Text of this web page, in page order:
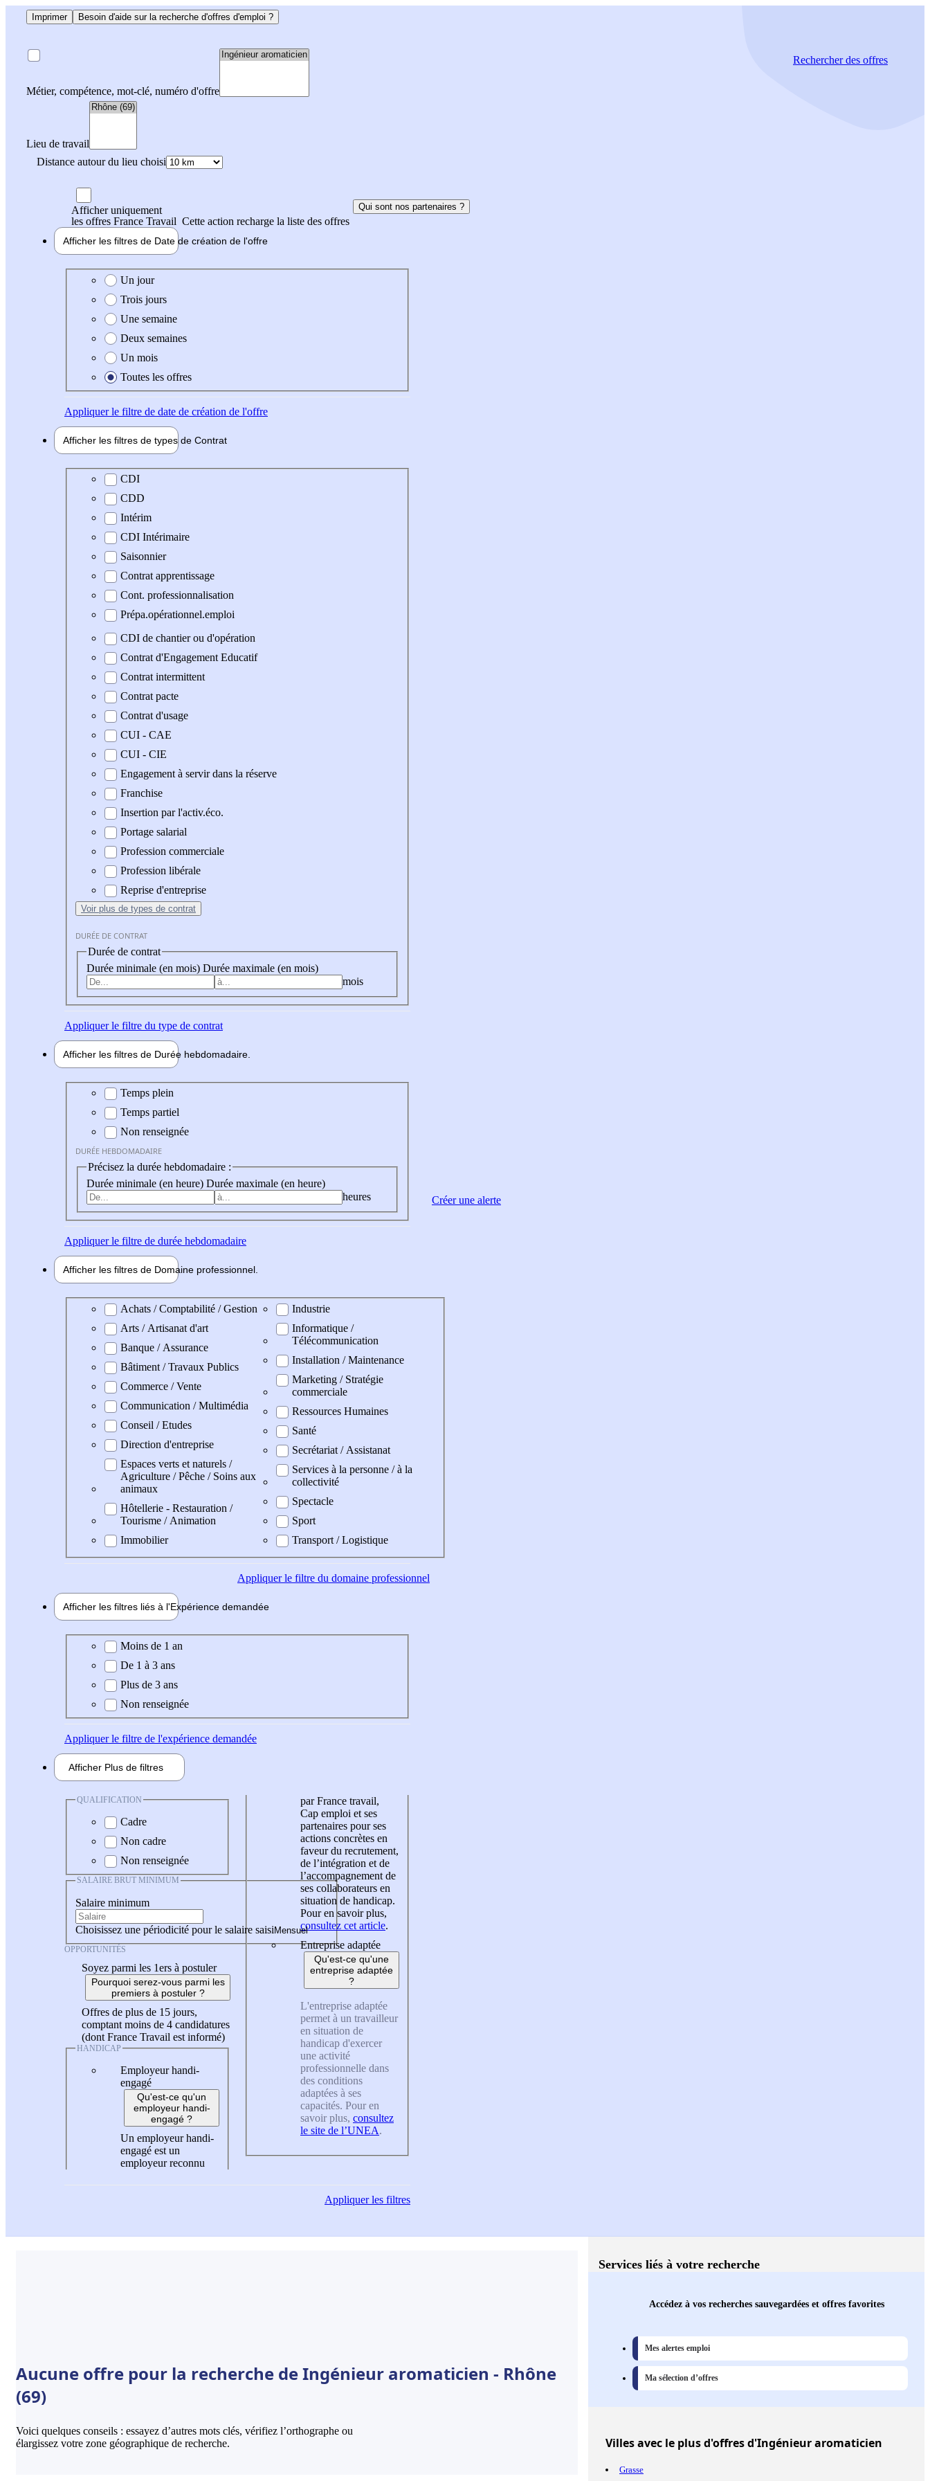
Imprimer Besoin d'aide sur la recherche d'offres d'emploi ?
Métier, compétence, mot-clé, numéro d'offre
Lieu de travail
Distance autour du lieu choisi
Rechercherdes offres
Afficher uniquement
les offres France Travail Cette action recharge la liste des offres
Qui sont nos partenaires ?
Afficher les filtres de Date de création de l'offre
Date de création de l'offre
Un jour
Trois jours
Une semaine
Deux semaines
Un mois
Toutes les offres
Appliquerle filtre de date de création de l'offre
Afficher les filtres de types de Contrat
Type de contrat
CDI
CDD
Intérim
CDI Intérimaire
Saisonnier
Contrat apprentissage
Cont. professionnalisation
Prépa.opérationnel.emploi
CDI de chantier ou d'opération
Contrat d'Engagement Educatif
Contrat intermittent
Contrat pacte
Contrat d'usage
CUI - CAE
CUI - CIE
Engagement à servir dans la réserve
Franchise
Insertion par l'activ.éco.
Portage salarial
Profession commerciale
Profession libérale
Reprise d'entreprise
Voir plus de types de contrat
DURÉE DE CONTRAT
Durée de contrat
Durée minimale (en mois) Durée maximale (en mois)
mois
Appliquerle filtre du type de contrat
Afficher les filtres de Durée hebdomadaire
Durée hebdomadaire
Temps plein
Temps partiel
Non renseignée
DURÉE HEBDOMADAIRE
Précisez la durée hebdomadaire :
Durée minimale (en heure) Durée maximale (en heure)
heures
Appliquerle filtre de durée hebdomadaire
Afficher les filtres de Domaine professionnel
Domaine professionel
Achats / Comptabilité / Gestion
Arts / Artisanat d'art
Banque / Assurance
Bâtiment / Travaux Publics
Commerce / Vente
Communication / Multimédia
Conseil / Etudes
Direction d'entreprise
Espaces verts et naturels /
Agriculture / Pêche / Soins aux
animaux
Hôtellerie - Restauration /
Tourisme / Animation
Immobilier
Industrie
Informatique /
Télécommunication
Installation / Maintenance
Marketing / Stratégie
commerciale
Ressources Humaines
Santé
Secrétariat / Assistanat
Services à la personne / à la
collectivité
Spectacle
Sport
Transport / Logistique
Appliquerle filtre du domaine professionnel
Afficher les filtres liés à l'Expérience demandée
Expérience demandée
Moins de 1 an
De 1 à 3 ans
Plus de 3 ans
Non renseignée
Appliquerle filtre de l'expérience demandée
Afficher Plus de filtres
QUALIFICATION
Cadre
Non cadre
Non renseignée
SALAIRE BRUT MINIMUM
Salaire minimum
Choisissez une périodicité pour le salaire saisi
OPPORTUNITÉS
Soyez parmi les 1ers à postuler
Pourquoi serez-vous parmi les
premiers à postuler ?
Offres de plus de 15 jours,
comptant moins de 4 candidatures
(dont France Travail est informé)
HANDICAP
Employeur handi-
engagé
Qu'est-ce qu'un
employeur handi-
engagé ?
Un employeur handi-
engagé est un
employeur reconnu
par France travail,
Cap emploi et ses
partenaires pour ses
actions concrètes en
faveur du recrutement,
de l’intégration et de
l’accompagnement de
ses collaborateurs en
situation de handicap.
Pour en savoir plus,
consultez cet article.
Entreprise adaptée
Qu'est-ce qu'une
entreprise adaptée
?
L'entreprise adaptée
permet à un travailleur
en situation de
handicap d'exercer
une activité
professionnelle dans
des conditions
adaptées à ses
capacités. Pour en
savoir plus, consultez
le site de l’UNEA.
Appliquerles filtres
Créer une alerte
Aucune offre pour la recherche de Ingénieur aromaticien - Rhône
(69)
Voici quelques conseils : essayez d’autres mots clés, vérifiez l’orthographe ou
élargissez votre zone géographique de recherche.
Services liés à votre recherche
Accédez à vos recherches sauvegardées et offres favorites
Mes alertes emploi
Ma sélection d’offres
Villesavec le plus d'offres d'Ingénieur aromaticien
Grasse